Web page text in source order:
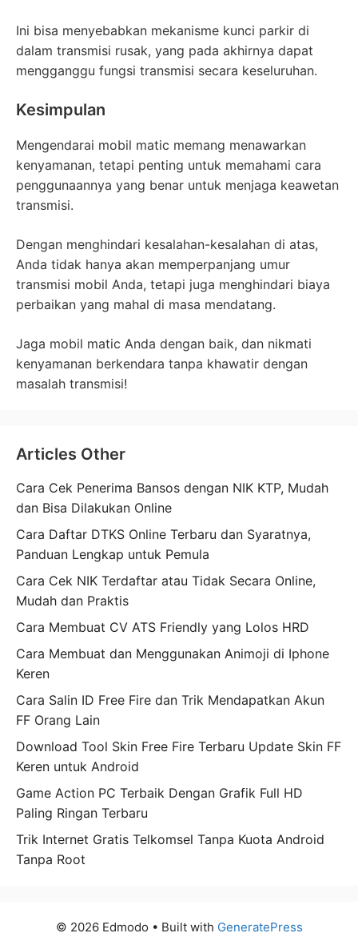
Ini bisa menyebabkan mekanisme kunci parkir di
dalam transmisi rusak, yang pada akhirnya dapat
mengganggu fungsi transmisi secara keseluruhan.
Kesimpulan
Mengendarai mobil matic memang menawarkan
kenyamanan, tetapi penting untuk memahami cara
penggunaannya yang benar untuk menjaga keawetan
transmisi.
Dengan menghindari kesalahan-kesalahan di atas,
Anda tidak hanya akan memperpanjang umur
transmisi mobil Anda, tetapi juga menghindari biaya
perbaikan yang mahal di masa mendatang.
Jaga mobil matic Anda dengan baik, dan nikmati
kenyamanan berkendara tanpa khawatir dengan
masalah transmisi!
Articles Other
Cara Cek Penerima Bansos dengan NIK KTP, Mudah
dan Bisa Dilakukan Online
Cara Daftar DTKS Online Terbaru dan Syaratnya,
Panduan Lengkap untuk Pemula
Cara Cek NIK Terdaftar atau Tidak Secara Online,
Mudah dan Praktis
Cara Membuat CV ATS Friendly yang Lolos HRD
Cara Membuat dan Menggunakan Animoji di Iphone
Keren
Cara Salin ID Free Fire dan Trik Mendapatkan Akun
FF Orang Lain
Download Tool Skin Free Fire Terbaru Update Skin FF
Keren untuk Android
Game Action PC Terbaik Dengan Grafik Full HD
Paling Ringan Terbaru
Trik Internet Gratis Telkomsel Tanpa Kuota Android
Tanpa Root
© 2026 Edmodo • Built with GeneratePress